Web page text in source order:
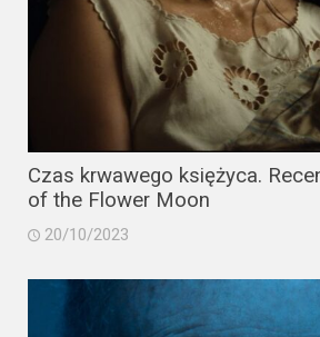
Czas krwawego księżyca.
of the Flower Moon
20/10/2023